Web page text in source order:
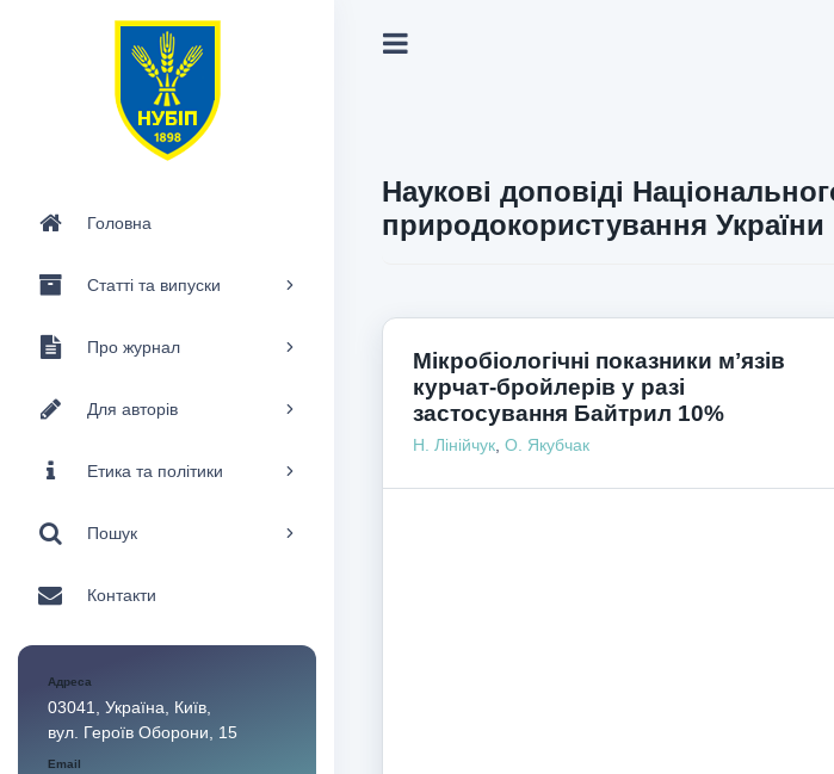
Головна
Статті та випуски
Про журнал
Для авторів
Етика та політики
Пошук
Контакти
Адреса
03041, Україна, Київ,
вул. Героїв Оборони, 15
Email
Наукові доповіді
природокористування України
Мікробіологічні показники мʼязів
курчат-бройлерів у разі
застосування Байтрил 10%
Н. Лінійчук О. Якубчак